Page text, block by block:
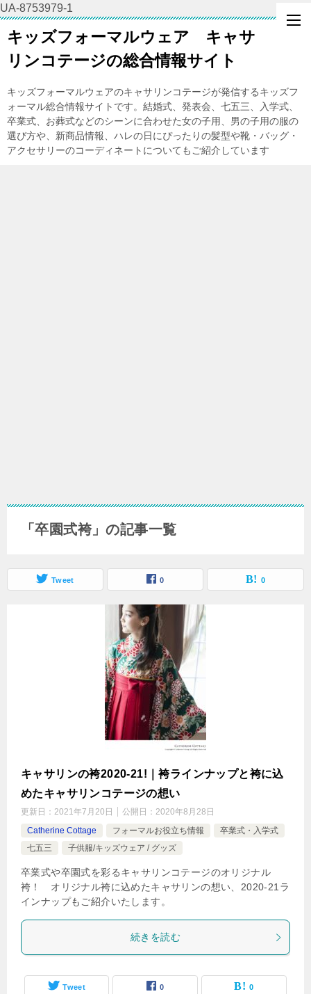
UA-8753979-1
キッズフォーマルウェア キャサ
リンコテージの総合情報サイト
キッズフォーマルウェアのキャサリンコテージが発信するキッズフ
ォーマル総合情報サイトです。結婚式、発表会、七五三、入学式、
卒業式、お葬式などのシーンに合わせた女の子用、男の子用の服の
選び方や、新商品情報、ハレの日にぴったりの髪型や靴・バッグ・
アクセサリーのコーディネートについてもご紹介しています
「卒園式袴」の記事一覧
Tweet 0 0
キャサリンの袴2020-21!｜袴ラインナップと袴に込
めたキャサリンコテージの想い
更新日： 2021年7月20日 公開日： 2020年8月28日
Catherine Cottage
フォーマルお役立ち情報
卒業式・入学式
七五三
子供服/キッズウェア / グッズ
卒業式や卒園式を彩るキャサリンコテージのオリジナル
袴！ オリジナル袴に込めたキャサリンの想い、2020-21ラ
インナップもご紹介いたします。
続きを読む
Tweet 0 0